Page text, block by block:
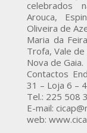
celebrados
Arouca,
Oliveira de
Maria da
Trofa, Vale de
Nova de Gaia.
Contactos
31 – Loja 6 –
Tel.: 225 508
E-mail:
web: